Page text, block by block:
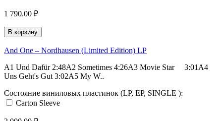
1 790.00 ₽
В корзину
And One ‎– Nordhausen (Limited Edition) LP
A1 Und Dafür 2:48A2 Sometimes 4:26A3 Movie Star 3:01A4
Uns Geht's Gut 3:02A5 My W..
Состояние виниловых пластинок (LP, EP, SINGLE ):
Carton Sleeve